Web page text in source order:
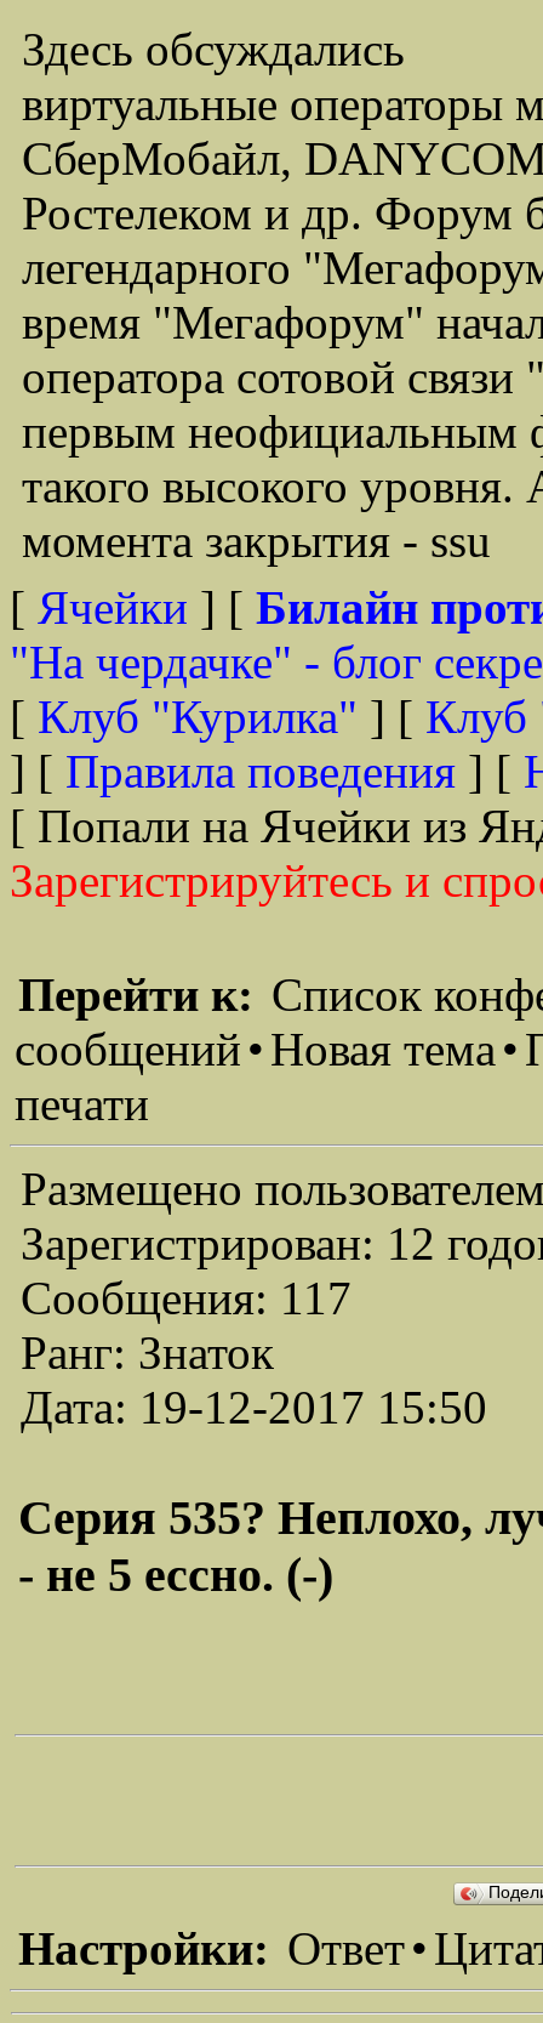
Здесь обсуждались
виртуальные операторы
СберМобайл,
Ростелеком и др. Форум
легендарного
время "Мегафорум"
оператора сотовой
первым неофициальным
такого высокого
момента закрытия - ssu
[ Ячейки ] [ Билайн
"На чердачке" - блог
[ Клуб "Курилка" ] [ Клуб
] [ Правила поведения ] [
[ Попали на Ячейки из
Зарегистрируйтесь и
Перейти к: Список
сообщений•Новая тема•
печати
Размещено
Зарегистрирован: 12
Сообщения: 117
Ранг: Знаток
Дата: 19-12-2017 15:50
Серия 535? Неплохо,
- не 5 ессно. (-)
Настройки: Ответ•